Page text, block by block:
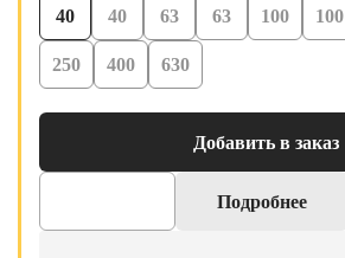
40
40 63 63 100 100
250 400 630
Добавить в заказ
Подробнее